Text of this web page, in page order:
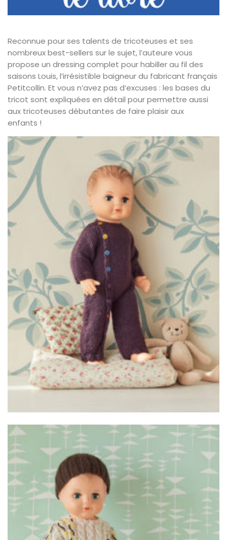
Reconnue pour ses talents de tricoteuses et ses
nombreux best-sellers sur le sujet, l’auteure vous
propose un dressing complet pour habiller au fil des
saisons Louis, l’irrésistible baigneur du fabricant français
Petitcollin. Et vous n’avez pas d’excuses : les bases du
tricot sont expliquées en détail pour permettre aussi
aux tricoteuses débutantes de faire plaisir aux
enfants !